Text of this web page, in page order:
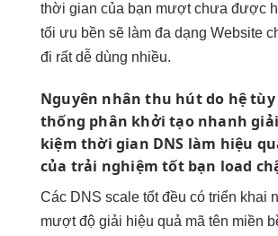
thời gian của bạn mượtchưa được
tối ưu bền sẽ làm đa dạng Website
đi rấtdễ dùng nhiều.
Nguyên nhânthu hútdo hệtùy
thống phân khởi tạo nhanh
kiệm thời gian DNS làm hiệu
của trải nghiệm tốtbạn load
Các DNS scale tốtđều có triển khai
mượtđộ giải hiệu quả mã tên miền